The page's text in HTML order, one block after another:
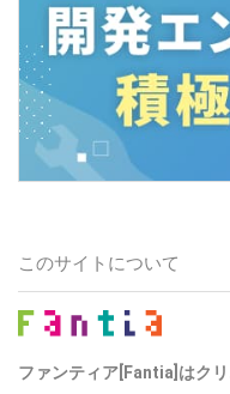
このサイトについて
ファンティア[Fantia]はク